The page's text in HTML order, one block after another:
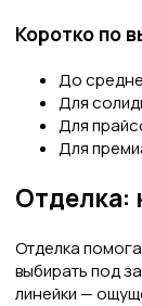
Коротко по
До
Для
Для
Для
Отделка:
Отделка
выбирать под
линейки —